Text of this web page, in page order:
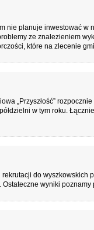
nie planuje inwestować w
ze znalezieniem
które na zlecenie
„Przyszłość”
w tym roku.
do
wyniki poznamy